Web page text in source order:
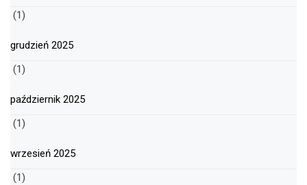
(1)
grudzień 2025
(1)
październik 2025
(1)
wrzesień 2025
(1)